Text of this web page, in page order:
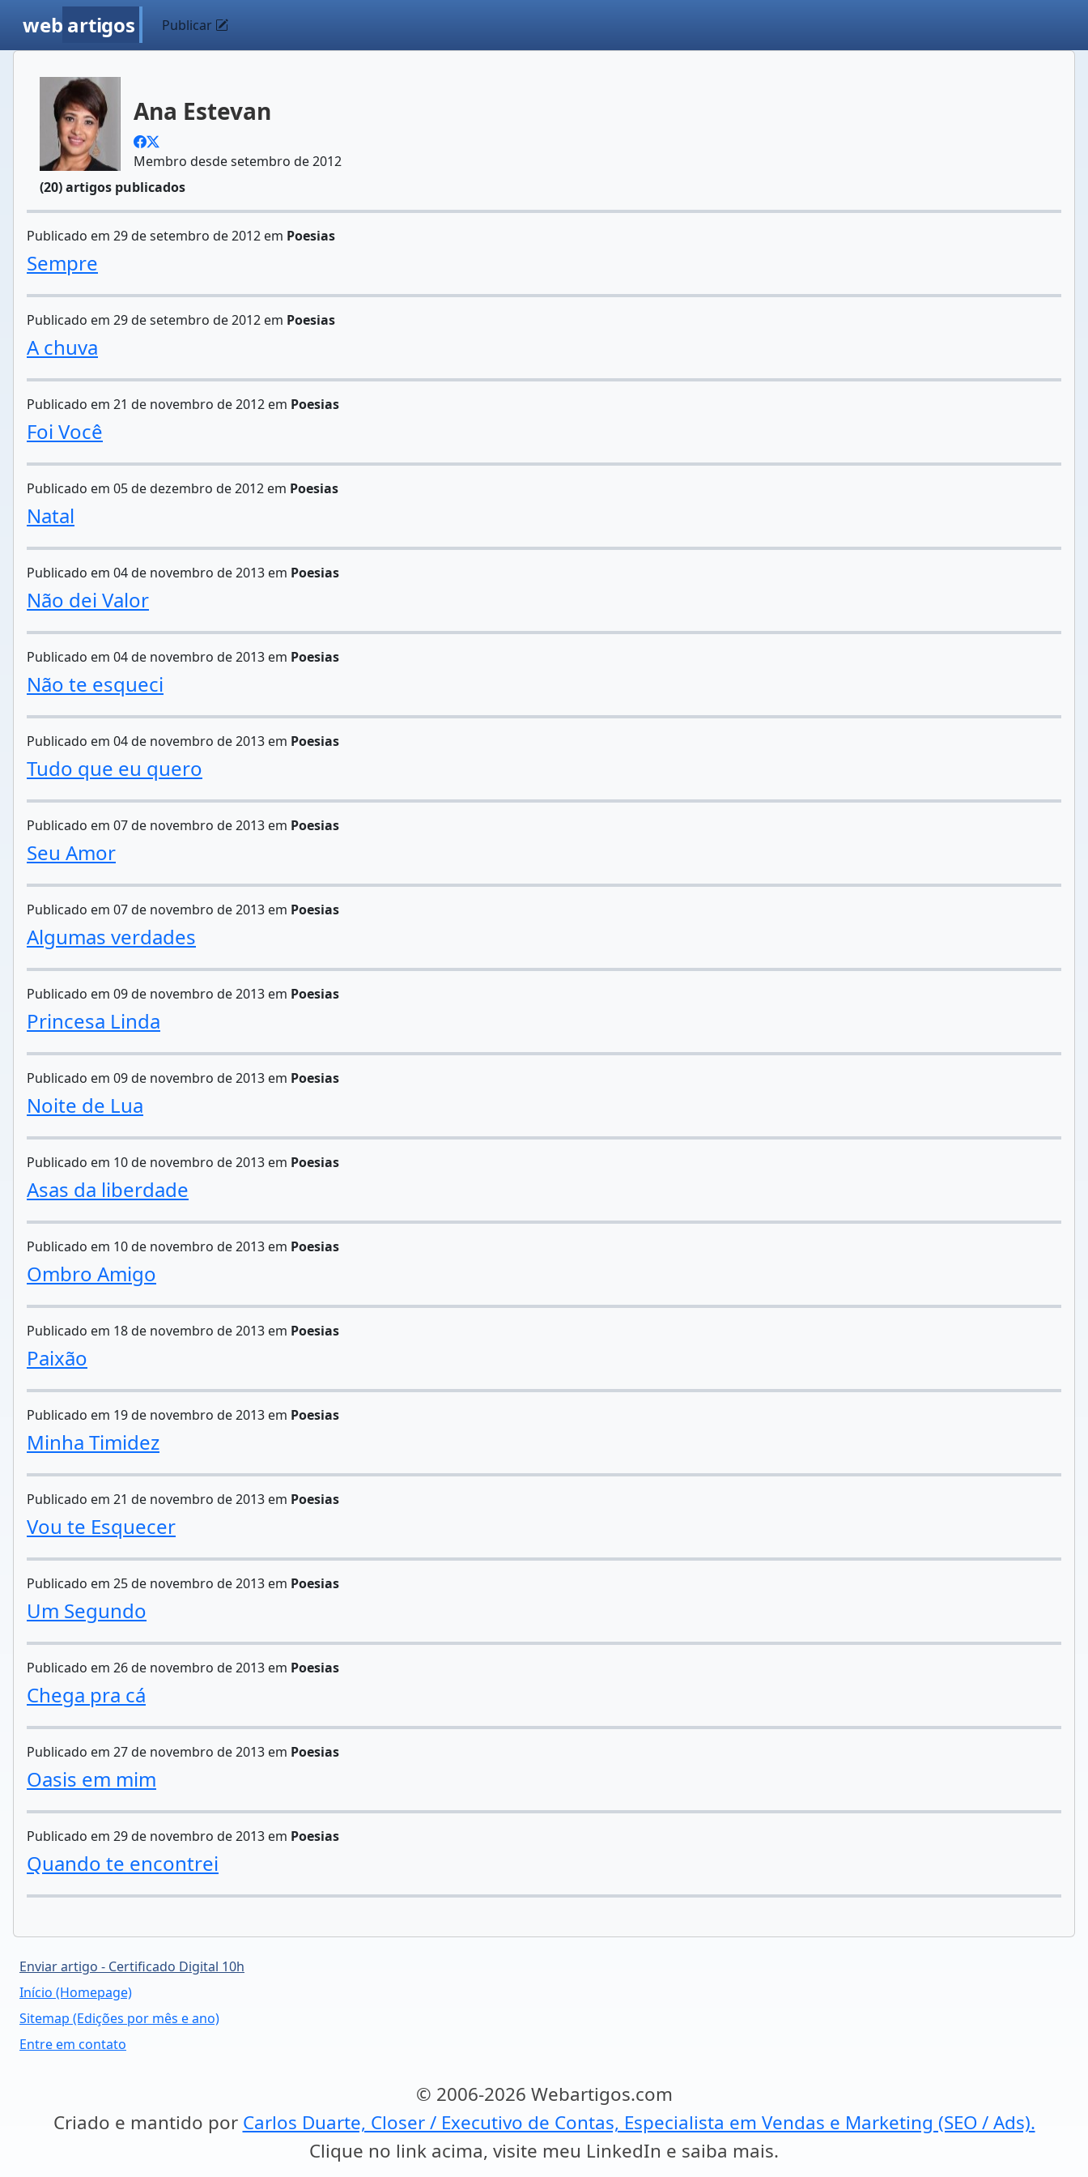
web artigos Publicar
Ana Estevan
Membro desde setembro de 2012
(20) artigos publicados
Publicado em 29 de setembro de 2012 em Poesias
Sempre
Publicado em 29 de setembro de 2012 em Poesias
A chuva
Publicado em 21 de novembro de 2012 em Poesias
Foi Você
Publicado em 05 de dezembro de 2012 em Poesias
Natal
Publicado em 04 de novembro de 2013 em Poesias
Não dei Valor
Publicado em 04 de novembro de 2013 em Poesias
Não te esqueci
Publicado em 04 de novembro de 2013 em Poesias
Tudo que eu quero
Publicado em 07 de novembro de 2013 em Poesias
Seu Amor
Publicado em 07 de novembro de 2013 em Poesias
Algumas verdades
Publicado em 09 de novembro de 2013 em Poesias
Princesa Linda
Publicado em 09 de novembro de 2013 em Poesias
Noite de Lua
Publicado em 10 de novembro de 2013 em Poesias
Asas da liberdade
Publicado em 10 de novembro de 2013 em Poesias
Ombro Amigo
Publicado em 18 de novembro de 2013 em Poesias
Paixão
Publicado em 19 de novembro de 2013 em Poesias
Minha Timidez
Publicado em 21 de novembro de 2013 em Poesias
Vou te Esquecer
Publicado em 25 de novembro de 2013 em Poesias
Um Segundo
Publicado em 26 de novembro de 2013 em Poesias
Chega pra cá
Publicado em 27 de novembro de 2013 em Poesias
Oasis em mim
Publicado em 29 de novembro de 2013 em Poesias
Quando te encontrei
Enviar artigo - Certificado Digital 10h
Início (Homepage)
Sitemap (Edições por mês e ano)
Entre em contato
© 2006-2026 Webartigos.com
Criado e mantido por Carlos Duarte, Closer / Executivo de Contas, Especialista em Vendas e Marketing (SEO / Ads).
Clique no link acima, visite meu LinkedIn e saiba mais.